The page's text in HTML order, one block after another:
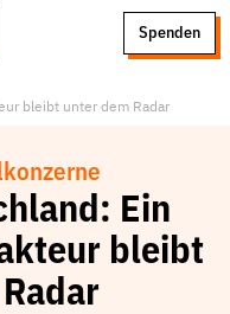
Spenden
bleibt unter dem Radar
Ein
bleibt